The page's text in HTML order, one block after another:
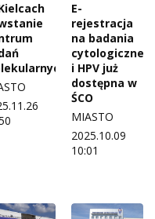
E-
rejestracja
na badania
cytologiczne
i HPV już
dostępna w
ŚCO
MIASTO
2025.10.09
10:01